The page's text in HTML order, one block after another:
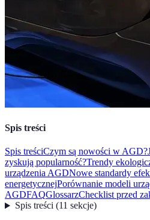
Spis treści
Spis treściCzym są nowości w AGD?
zyskują popularność?Trendy
urządzenia AGDNowe standardy
energetycznejPorównanie modeli
AGDFAQGlossarzChecklist przed
Spis treści(11 sekcje)